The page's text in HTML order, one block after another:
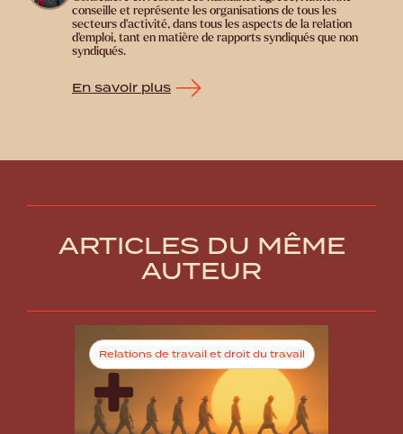
conseille et représente les organisations de tous les
secteurs d’activité, dans tous les aspects de la relation
d’emploi, tant en matière de rapports syndiqués que non
syndiqués.
En savoir plus
ARTICLES DU MÊME
AUTEUR
Relations de travail et droit du travail